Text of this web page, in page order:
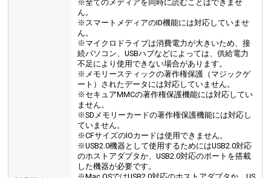
※全てのメディアを同時に読むことはできませ
ん。
※スマートメディアのID機能には対応していませ
ん。
※マイクロドライブは消費電力が大きいため、接
続パソコン、USBハブなどによっては、供給電力
不足により使用できない場合があります。
※メモリースティックの著作権保護（マジックゲ
ート）されたデータには対応していません。
※セキュアMMCの著作権保護機能には対応してい
ません。
※SDメモリーカードの著作権保護機能には対応し
ていません。
※CFサイズのIOカードは使用できません。
※USB2.0機器として使用するためにはUSB2.0対応
のホストアダプタか、USB2.0対応のポートを搭載
した機器が必要です。